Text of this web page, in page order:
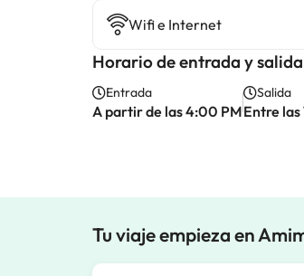
Wifi e Internet
Horario de entrada y salida
Entrada
A partir de las 4:00 PM
Salida
Entre las
Tu viaje empieza en